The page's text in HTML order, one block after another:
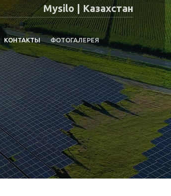
Mysilo | Казахстан
КОНТАКТЫ ФОТОГАЛЕРЕЯ